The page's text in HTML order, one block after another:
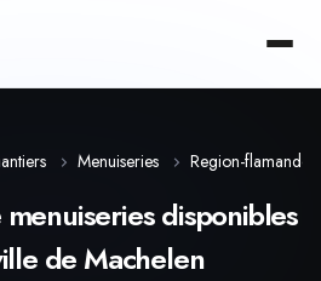
Menuiseries Region-flamande
disponibles
de Machelen